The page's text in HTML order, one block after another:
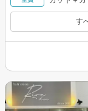
す